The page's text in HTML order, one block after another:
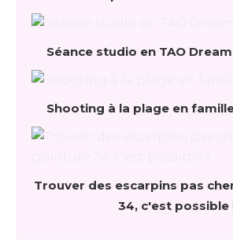
Séance studio en TAO
Shooting à la plage en
Trouver des escarpins pas
34, c'est possible